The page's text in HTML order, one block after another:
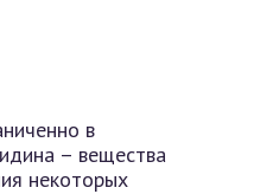
в
– вещества
некоторых